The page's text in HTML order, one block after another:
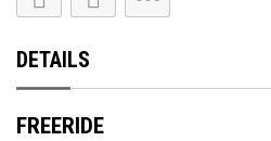
DETAILS
FREERIDE